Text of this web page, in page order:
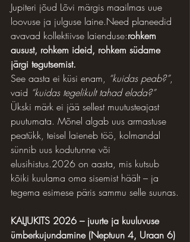
Jupiteri jõud Lõvi märgis maailmas uue
loovuse ja julguse laine.Need planeedid
avavad kollektiivse laienduse:rohkem
ausust, rohkem ideid, rohkem südame
järgi tegutsemist.
See aasta ei küsi enam, “kuidas peab?”,
vaid “kuidas tegelikult tahad elada?”
Ükski märk ei jää sellest muutusteajast
puutumata. Mõnel algab uus armastuse
peatükk, teisel laieneb töö, kolmandal
sünnib uus kodutunne või
elusihistus.2026 on aasta, mis kutsub
kõiki kuulama oma sisemist häält – ja
tegema esimese päris sammu selle suunas.
KALJUKITS 2026 – juurte ja kuuluvuse
ümberkujundamine (Neptuun 4, Uraan 6)